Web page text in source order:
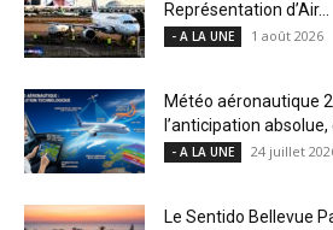
Représentation d’Air...
- A LA UNE 1 août 2026
Météo aéronautique
l’anticipation
- A LA UNE 24 juillet
Le Sentido Bellevue